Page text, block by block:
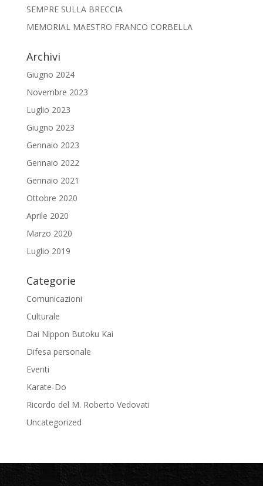
SEMPRE SULLA BRECCIA
MEMORIAL MAESTRO FRANCO CORBELLA
Archivi
Giugno 2024
Novembre 2023
Luglio 2023
Giugno 2023
Gennaio 2023
Gennaio 2022
Gennaio 2021
Ottobre 2020
Aprile 2020
Marzo 2020
Luglio 2019
Categorie
Comunicazioni
Culturale
Dai Nippon Butoku Kai
Difesa personale
Eventi
Karate-Do
Ricordo del M. Roberto Vedovati
Uncategorized